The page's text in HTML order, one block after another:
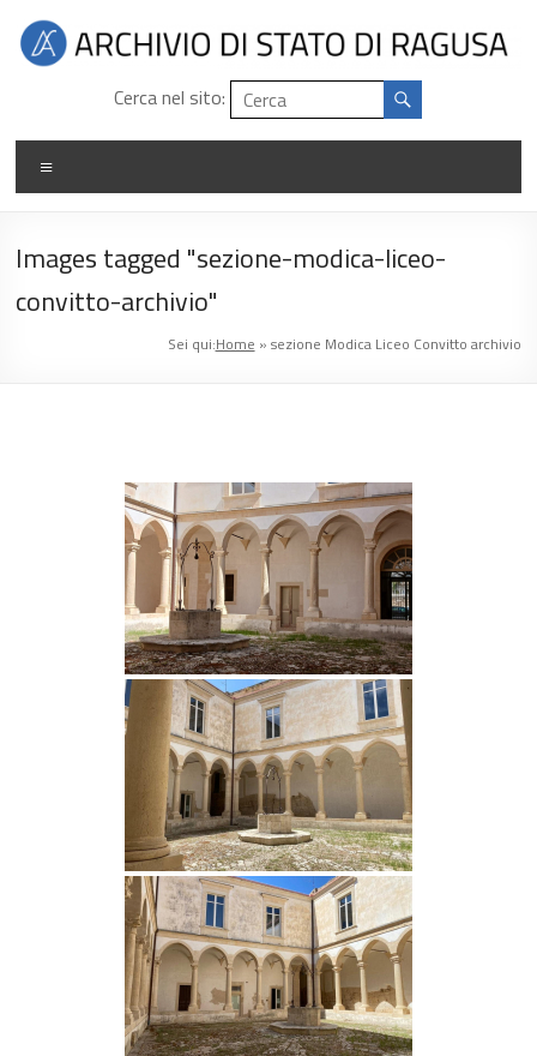
contenuto
Archivio
di
stato
di
Ragusa
Cerca nel sito:
Images tagged "sezione-modica-liceo-
convitto-archivio"
Sei qui:Home » sezione Modica Liceo Convitto archivio